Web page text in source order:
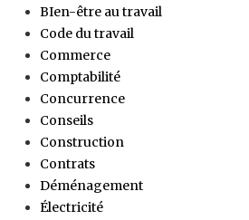
BIen-être au travail
Code du travail
Commerce
Comptabilité
Concurrence
Conseils
Construction
Contrats
Déménagement
Électricité